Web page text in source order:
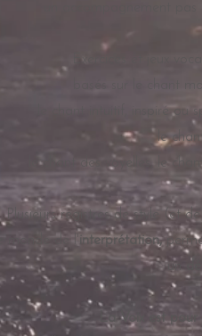
un accompagnement
Exercices et jeux
basés sur le chant
le chant intuitif, inspiré ou
le
le chant des voyelles, le
Plusieurs registres de style (et
le monde de l' interprétation,
un
La Voix est